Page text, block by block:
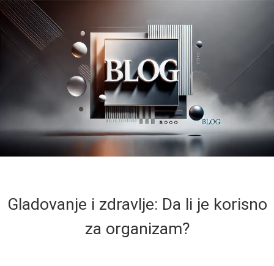
Gladovanje i zdravlje: Da li je korisno
za organizam?